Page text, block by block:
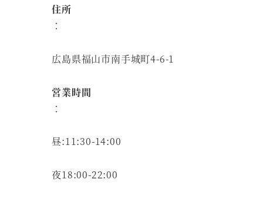
住所
：
広島県福山市南手城町4-6-1
営業時間
：
昼:11:30-14:00
夜18:00-22:00